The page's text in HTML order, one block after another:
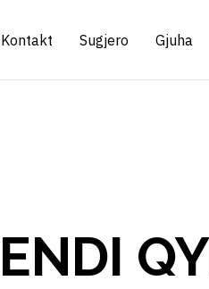
Kontakt Sugjero Gjuha